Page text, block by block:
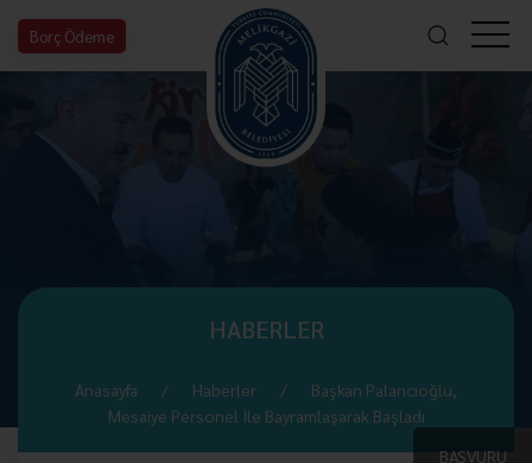
Borç Ödeme
BAŞVURU
HABERLER
Anasayfa Haberler
Başkan Palancıoğlu,
Mesaiye Personel İle Bayramlaşarak Başladı